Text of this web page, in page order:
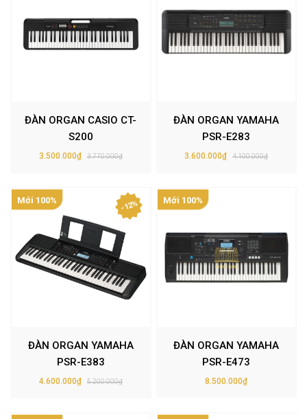
ĐÀN ORGAN CASIO CT-
S200
3.500.000₫ 3.770.000₫
ĐÀN ORGAN YAMAHA
PSR-E283
3.600.000₫ 4.100.000₫
- 12%
Mới 100%
ĐÀN ORGAN YAMAHA
PSR-E383
4.600.000₫ 5.200.000₫
Mới 100%
ĐÀN ORGAN YAMAHA
PSR-E473
8.500.000₫